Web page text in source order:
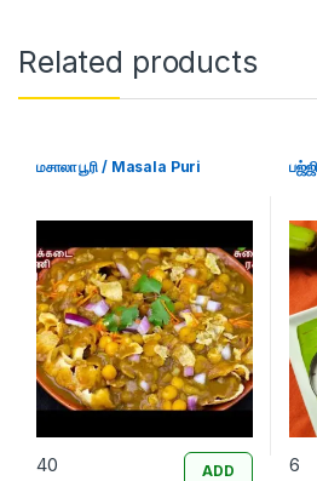
Related products
மசாலா பூரி / Masala Puri
40 ADD 6